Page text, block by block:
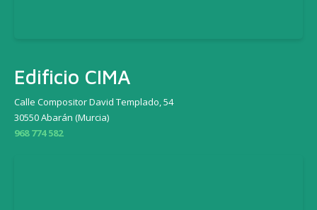
Edificio CIMA
Calle Compositor David Templado, 54
30550 Abarán (Murcia)
968 774 582